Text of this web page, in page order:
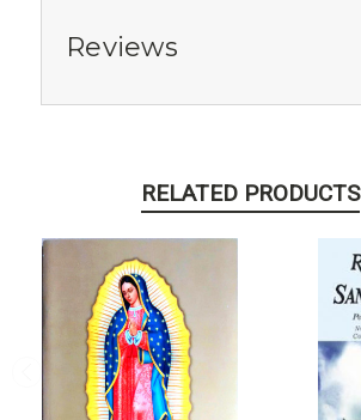
Reviews
RELATED PRODUCTS